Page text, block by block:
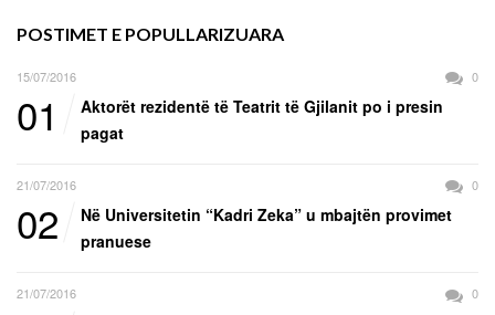
POSTIMET E POPULLARIZUARA
15/07/2016 0
01
Aktorët rezidentë të Teatrit të Gjilanit po i presin
pagat
21/07/2016 0
02
Në Universitetin “Kadri Zeka” u mbajtën provimet
pranuese
21/07/2016 0